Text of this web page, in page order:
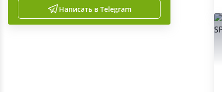
Написать в Telegram